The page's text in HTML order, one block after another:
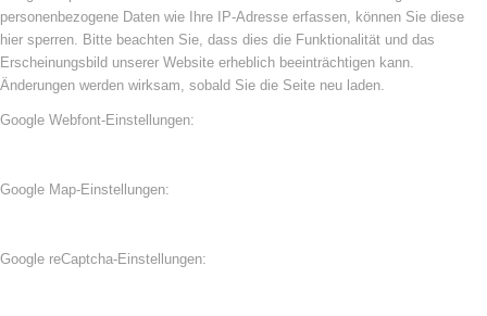
personenbezogene Daten wie Ihre IP-Adresse erfassen, können Sie diese
hier sperren. Bitte beachten Sie, dass dies die Funktionalität und das
Erscheinungsbild unserer Website erheblich beeinträchtigen kann.
Änderungen werden wirksam, sobald Sie die Seite neu laden.
Google Webfont-Einstellungen:
Google Map-Einstellungen:
Google reCaptcha-Einstellungen: